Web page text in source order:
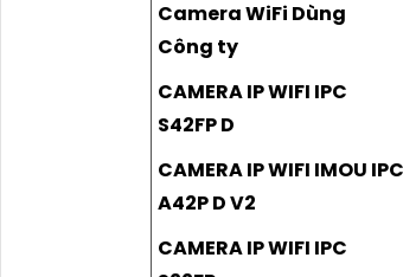
Camera WiFi Dùng
Công ty
CAMERA IP WIFI IPC
S42FP D
CAMERA IP WIFI IMOU IPC
A42P D V2
CAMERA IP WIFI IPC